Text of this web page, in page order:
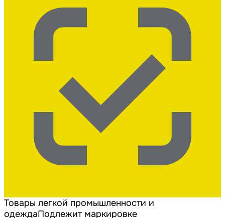
Товары легкой промышленности и
одеждаПодлежит маркировке